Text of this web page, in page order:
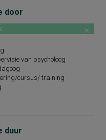
door
van psycholoog
cursus/ training
van (ortho)pedagoog
duur